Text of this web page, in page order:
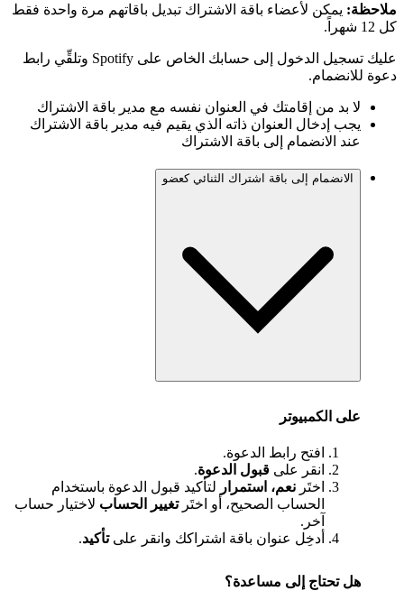
ملاحظة: يمكن لأعضاء باقة الاشتراك تبديل باقاتهم مرة واحدة فقط
كل 12 شهراً.
عليك تسجيل الدخول إلى حسابك الخاص على Spotify وتلقِّي رابط
دعوة للانضمام.
لا بد من إقامتك في العنوان نفسه مع مدير باقة الاشتراك
يجب إدخال العنوان ذاته الذي يقيم فيه مدير باقة الاشتراك
عند الانضمام إلى باقة الاشتراك
الانضمام إلى باقة اشتراك الثنائي كعضو
على الكمبيوتر
افتح رابط الدعوة.
انقر على قبول الدعوة.
اختَر نعم، استمرار لتأكيد قبول الدعوة باستخدام
الحساب الصحيح، أو اختَرتغيير الحساب لاختيار حساب
آخر.
أدخِل عنوان باقة اشتراكك وانقر علىتأكيد.
هل تحتاج إلى مساعدة؟